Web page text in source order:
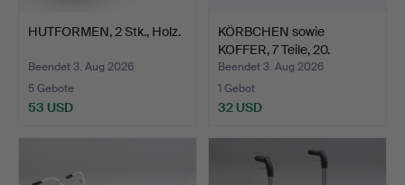
HUTFORMEN, 2 Stk., Holz.
Beendet 3. Aug 2026
5 Gebote
53 USD
KÖRBCHEN sowie
KOFFER, 7 Teile, 20.
Jahrhu…
Beendet 3. Aug 2026
1 Gebot
32 USD